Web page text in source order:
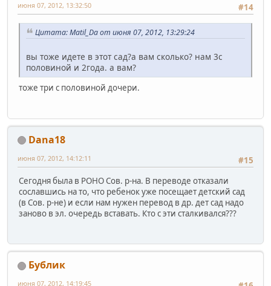
#14
июня 07, 2012, 13:32:50
Цитата: Matil_Da от июня 07, 2012, 13:29:24
вы тоже идете в этот сад?а вам сколько? нам 3с
половиной и 2года. а вам?
тоже три с половиной дочери.
Dana18
#15
июня 07, 2012, 14:12:11
Сегодня была в РОНО Сов. р-на. В переводе отказали
сославшись на то, что ребенок уже посещает детский сад
(в Сов. р-не) и если нам нужен перевод в др. дет сад надо
заново в эл. очередь вставать. Кто с эти сталкивался???
Бублик
июня 07, 2012, 14:19:45